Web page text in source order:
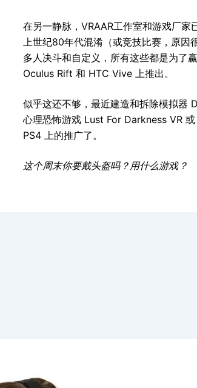
在另一静脉，VRAAR工作室和游戏厂
上世纪80年代混淆（或竞技比赛，原因
多人决斗和自定义，所有这些都是为了
Oculus Rift 和 HTC Vive 上推出。
似乎这还不够，最近建造和拆除模拟器
心理恐怖游戏 Lust For Darkness VR
PS4 上的推广了。
这个周末你要戴头盔吗？用什么游戏？